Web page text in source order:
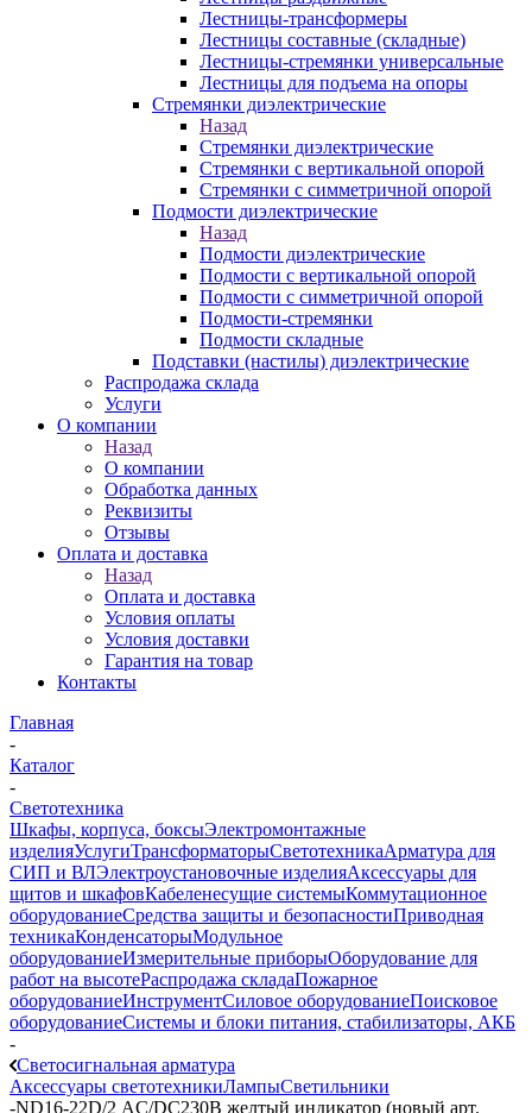
Лестницы-трансформеры
Лестницы составные (складные)
Лестницы-стремянки универсальные
Лестницы для подъема на опоры
Стремянки диэлектрические
Назад
Стремянки диэлектрические
Стремянки с вертикальной опорой
Стремянки с симметричной опорой
Подмости диэлектрические
Назад
Подмости диэлектрические
Подмости с вертикальной опорой
Подмости с симметричной опорой
Подмости-стремянки
Подмости складные
Подставки (настилы) диэлектрические
Распродажа склада
Услуги
О компании
Назад
О компании
Обработка данных
Реквизиты
Отзывы
Оплата и доставка
Назад
Оплата и доставка
Условия оплаты
Условия доставки
Гарантия на товар
Контакты
Главная
-
Каталог
-
Светотехника
Шкафы, корпуса, боксыЭлектромонтажные
изделияУслугиТрансформаторыСветотехникаАрматура для
СИП и ВЛЭлектроустановочные изделияАксессуары для
щитов и шкафовКабеленесущие системыКоммутационное
оборудованиеСредства защиты и безопасностиПриводная
техникаКонденсаторыМодульное
оборудованиеИзмерительные приборыОборудование для
работ на высотеРаспродажа складаПожарное
оборудованиеИнструментСиловое оборудованиеПоисковое
оборудованиеСистемы и блоки питания, стабилизаторы, АКБ
-
Светосигнальная арматура
Аксессуары светотехникиЛампыСветильники
-ND16-22D/2 АC/DC230В желтый индикатор (новый арт.